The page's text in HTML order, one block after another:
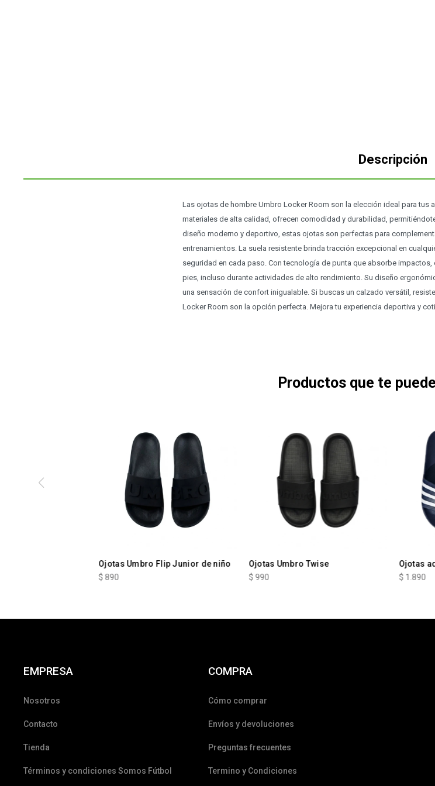
Descripción
Las ojotas de hombre Umbro Locker Room son la elección ideal para tus
materiales de alta calidad, ofrecen comodidad y durabilidad,
diseño moderno y deportivo, estas ojotas son perfectas para
entrenamientos. La suela resistente brinda tracción excepcional en
seguridad en cada paso. Con tecnología de punta que absorbe
pies, incluso durante actividades de alto rendimiento. Su diseño
una sensación de confort inigualable. Si buscas un calzado versátil,
Locker Room son la opción perfecta. Mejora tu experiencia deportiva y
Productos que te
Ojotas Umbro Flip Junior de niño
$ 890
Ojotas Umbro Twise
$ 990
Ojotas
$ 1.890
EMPRESA
Nosotros
Contacto
Tienda
Términos y condiciones Somos Fútbol
COMPRA
Cómo comprar
Envíos y devoluciones
Preguntas frecuentes
Termino y Condiciones